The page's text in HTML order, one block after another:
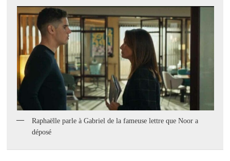
Raphaëlle parle à Gabriel de la fameuse lettre que Noor a
déposé